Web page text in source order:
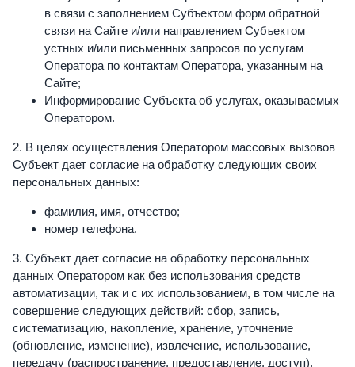
в связи с заполнением Субъектом форм обратной
связи на Сайте и/или направлением Субъектом
устных и/или письменных запросов по услугам
Оператора по контактам Оператора, указанным на
Сайте;
Информирование Субъекта об услугах, оказываемых
Оператором.
2. В целях осуществления Оператором массовых вызовов
Субъект дает согласие на обработку следующих своих
персональных данных:
фамилия, имя, отчество;
номер телефона.
3. Субъект дает согласие на обработку персональных
данных Оператором как без использования средств
автоматизации, так и с их использованием, в том числе на
совершение следующих действий: сбор, запись,
систематизацию, накопление, хранение, уточнение
(обновление, изменение), извлечение, использование,
передачу (распространение, предоставление, доступ),